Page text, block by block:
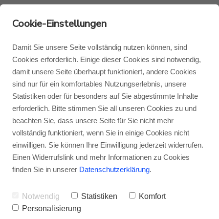
Monitor Audio
Monitor Audio Custom Install
Roksan
Blok
Blog Monitor Audio
Blog Roksan
Blog Blok
Neuigkeiten &
Wissenswertes Monitor
Audio Anthra 1G
Ob Testberichte, Produktvorstellungen,
Cookie-Einstellungen
Damit Sie unsere Seite vollständig nutzen können, sind
Cookies erforderlich. Einige dieser Cookies sind notwendig,
damit unsere Seite überhaupt funktioniert, andere Cookies
sind nur für ein komfortables Nutzungserlebnis, unsere
Statistiken oder für besonders auf Sie abgestimmte Inhalte
erforderlich. Bitte stimmen Sie all unseren Cookies zu und
beachten Sie, dass unsere Seite für Sie nicht mehr
vollständig funktioniert, wenn Sie in einige Cookies nicht
einwilligen. Sie können Ihre Einwilligung jederzeit widerrufen.
Einen Widerrufslink und mehr Informationen zu Cookies
finden Sie in unserer Datenschutzerklärung.
Notwendig Statistiken
Komfort
Personalisierung